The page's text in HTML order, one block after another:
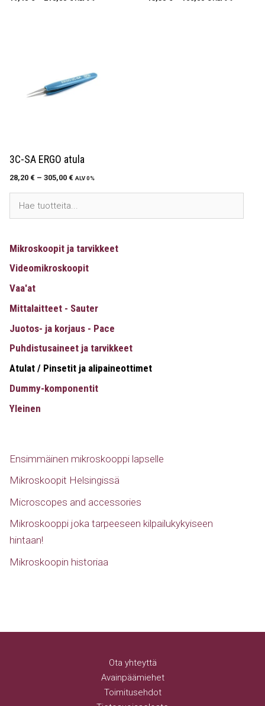
3C-SA ERGO atula
28,20 € – 305,00 € ALV 0%
Mikroskoopit ja tarvikkeet
Videomikroskoopit
Vaa'at
Mittalaitteet - Sauter
Juotos- ja korjaus - Pace
Puhdistusaineet ja tarvikkeet
Atulat / Pinsetit ja alipaineottimet
Dummy-komponentit
Yleinen
Ensimmäinen mikroskooppi lapselle
Mikroskoopit Helsingissä
Microscopes and accessories
Mikroskooppi joka tarpeeseen kilpailukykyiseen
hintaan!
Mikroskoopin historiaa
Ota yhteyttä
Avainpäämiehet
Toimitusehdot